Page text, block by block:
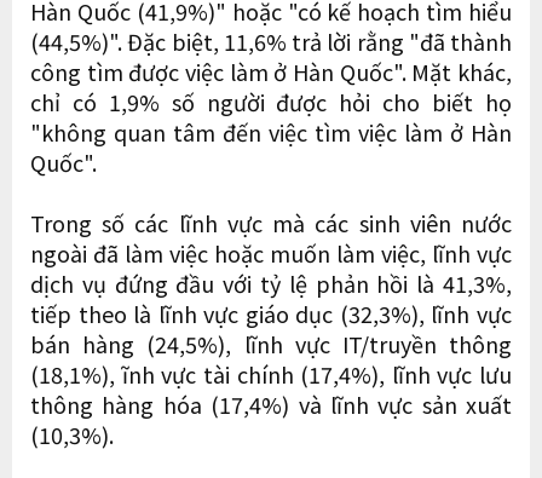
Hàn Quốc (41,9%)" hoặc "có kế hoạch tìm hiểu
(44,5%)". Đặc biệt, 11,6% trả lời rằng "đã thành
công tìm được việc làm ở Hàn Quốc". Mặt khác,
chỉ có 1,9% số người được hỏi cho biết họ
"không quan tâm đến việc tìm việc làm ở Hàn
Quốc".
Trong số các lĩnh vực mà các sinh viên nước
ngoài đã làm việc hoặc muốn làm việc, lĩnh vực
dịch vụ đứng đầu với tỷ lệ phản hồi là 41,3%,
tiếp theo là lĩnh vực giáo dục (32,3%), lĩnh vực
bán hàng (24,5%), lĩnh vực IT/truyền thông
(18,1%), ĩnh vực tài chính (17,4%), lĩnh vực lưu
thông hàng hóa (17,4%) và lĩnh vực sản xuất
(10,3%).